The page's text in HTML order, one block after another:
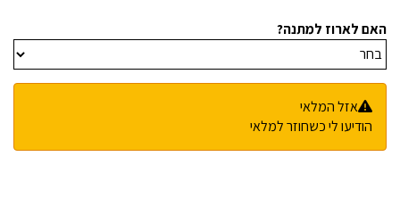
האם לארוז למתנה?
אזל המלאי
הודיעו לי כשחוזר למלאי